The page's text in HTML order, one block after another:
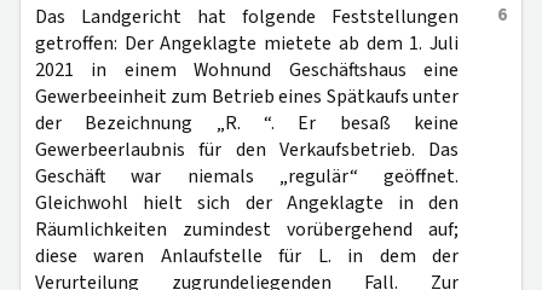
6
Das Landgericht hat folgende Feststellungen
getroffen: Der Angeklagte mietete ab dem 1. Juli
2021 in einem Wohnund Geschäftshaus eine
Gewerbeeinheit zum Betrieb eines Spätkaufs unter
der Bezeichnung „R. “. Er besaß keine
Gewerbeerlaubnis für den Verkaufsbetrieb. Das
Geschäft war niemals „regulär“ geöffnet.
Gleichwohl hielt sich der Angeklagte in den
Räumlichkeiten zumindest vorübergehend auf;
diese waren Anlaufstelle für L. in dem der
Verurteilung zugrundeliegenden Fall. Zur